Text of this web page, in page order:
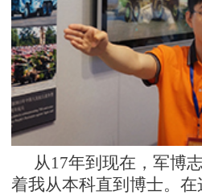
从 17年到现在，军博
着我从本科直到博士。